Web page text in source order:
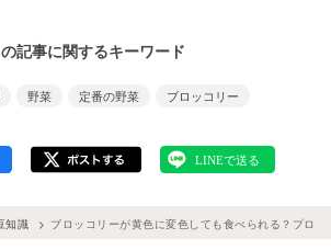
記事に関するキーワード
野菜 定番の野菜 ブロッコリー
知識 ブロッコリーが黄色に変色しても食べられる？プロ